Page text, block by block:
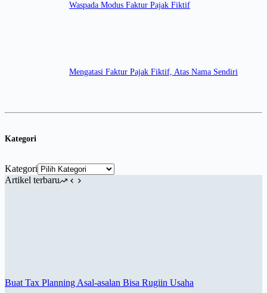
Waspada Modus Faktur Pajak Fiktif
Mengatasi Faktur Pajak Fiktif, Atas Nama Sendiri
Kategori
Kategori
Artikel terbaru
Buat Tax Planning Asal-asalan Bisa Rugiin Usaha